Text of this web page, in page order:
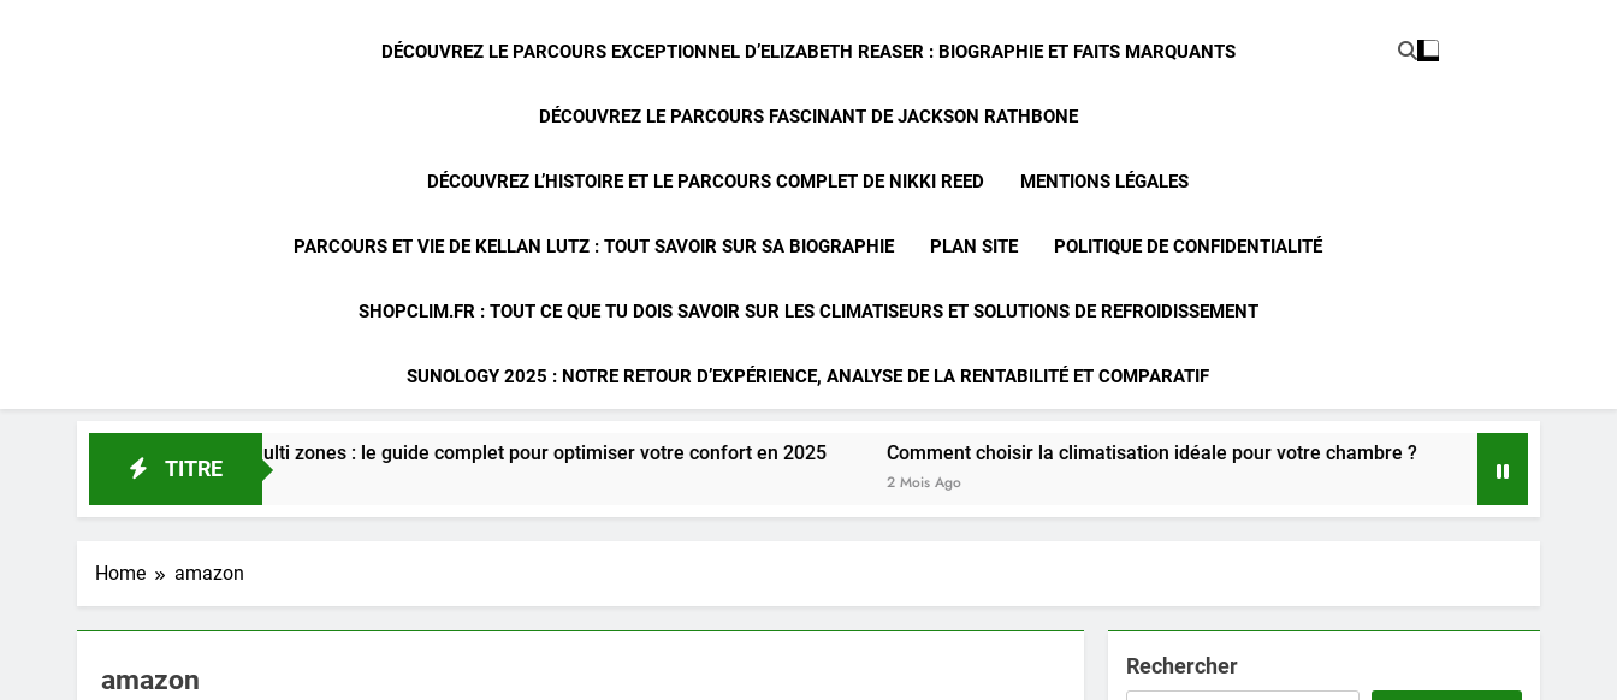
DÉCOUVREZ LE PARCOURS EXCEPTIONNEL D’ELIZABETH REASER : BIOGRAPHIE ET FAITS MARQUANTS
DÉCOUVREZ LE PARCOURS FASCINANT DE JACKSON RATHBONE
DÉCOUVREZ L’HISTOIRE ET LE PARCOURS COMPLET DE NIKKI REED MENTIONS LÉGALES
PARCOURS ET VIE DE KELLAN LUTZ : TOUT SAVOIR SUR SA BIOGRAPHIE PLAN SITE POLITIQUE DE CONFIDENTIALITÉ
SHOPCLIM.FR : TOUT CE QUE TU DOIS SAVOIR SUR LES CLIMATISEURS ET SOLUTIONS DE REFROIDISSEMENT
SUNOLOGY 2025 : NOTRE RETOUR D’EXPÉRIENCE, ANALYSE DE LA RENTABILITÉ ET COMPARATIF
TITRE
gainable multi zones : le guide complet pour optimiser votre confort en 2025 Comment choisir la climatisation idéale pour votre chambre ? Climatisation Atlantic : notre
Home amazon
amazon Rechercher